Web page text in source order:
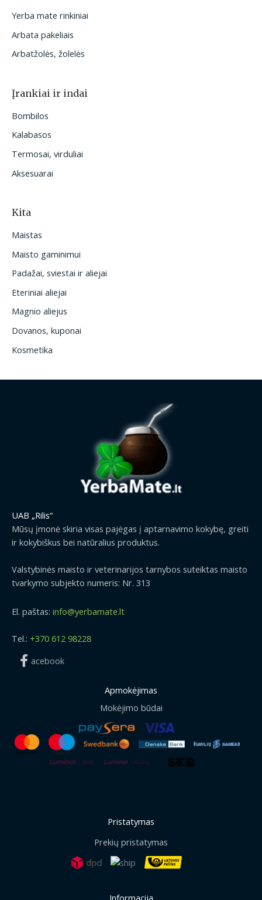
Yerba mate rinkiniai
Arbata pakeliais
Arbatžolės, žolelės
Įrankiai ir indai
Bombilos
Kalabasos
Termosai, virduliai
Aksesuarai
Kita
Maistas
Maisto gaminimui
Padažai, sviestai ir aliejai
Eteriniai aliejai
Magnio aliejus
Dovanos, kuponai
Kosmetika
UAB „Rilis“
Mūsų įmonė skiria visas pajėgas į aptarnavimo kokybę, greiti
ir kokybiškus bei natūralius produktus.
Valstybinės maisto ir veterinarijos tarnybos suteiktas maisto
tvarkymo subjekto numeris: Nr. 313
El. paštas: info@yerbamate.lt
Tel.: +370 612 98228
acebook
Apmokėjimas
Mokėjimo būdai
Pristatymas
Prekių pristatymas
Informacija